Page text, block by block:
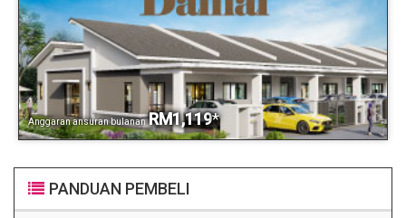
Anggaran ansuran bulanan RM1,119*
PANDUAN PEMBELI